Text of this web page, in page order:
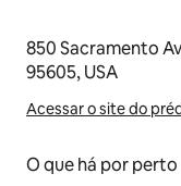
850 Sacramento
95605, USA
Acessar o site do
O que há por perto